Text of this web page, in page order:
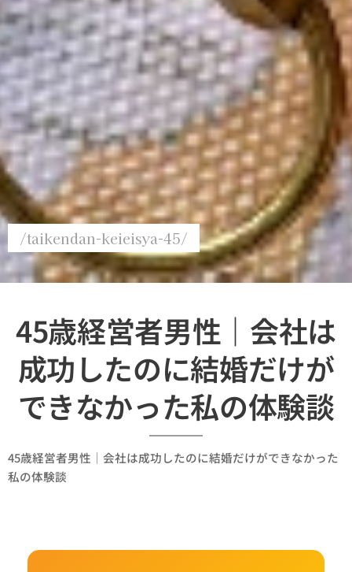
/taikendan-keieisya-45/
45歳経営者男性｜会社は
成功したのに結婚だけが
できなかった私の体験談
45歳経営者男性｜会社は成功したのに結婚だけができなかった
私の体験談